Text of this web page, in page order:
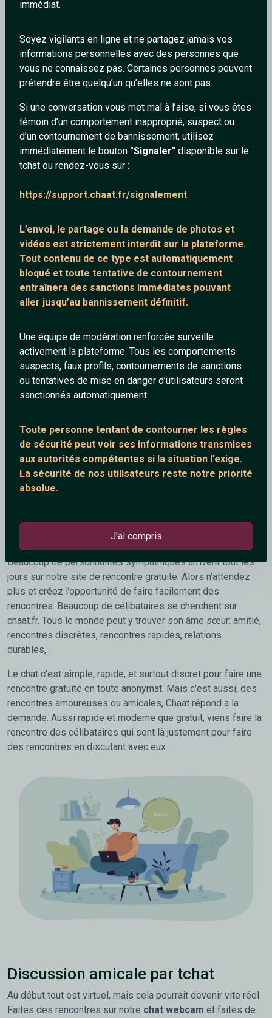
immédiat.
Soyez vigilants en ligne et ne partagez jamais vos
informations personnelles avec des personnes que
vous ne connaissez pas. Certaines personnes peuvent
prétendre être quelqu’un qu’elles ne sont pas.
Si une conversation vous met mal à l’aise, si vous êtes
témoin d’un comportement inapproprié, suspect ou
d’un contournement de bannissement, utilisez
immédiatement le bouton "Signaler" disponible sur le
tchat ou rendez-vous sur :
https://support.chaat.fr/signalement
L’envoi, le partage ou la demande de photos et
vidéos est strictement interdit sur la plateforme.
Tout contenu de ce type est automatiquement
bloqué et toute tentative de contournement
entraînera des sanctions immédiates pouvant
aller jusqu’au bannissement définitif.
Une équipe de modération renforcée surveille
activement la plateforme. Tous les comportements
suspects, faux profils, contournements de sanctions
ou tentatives de mise en danger d’utilisateurs seront
sanctionnés automatiquement.
Toute personne tentant de contourner les règles
de sécurité peut voir ses informations transmises
aux autorités compétentes si la situation l’exige.
La sécurité de nos utilisateurs reste notre priorité
absolue.
J'ai compris
personnes de son choix, partager des photos, vidéos,
le tout, gratuitement ! C'est sans doute le meilleur moyen
d'agrandir son cercle d'amis et rencontrer de nouvelles
personnes sympathiques. Des outils de Matching
permettent de trouver facilement les personnes avec qui
vous avez des points communs et ainsi vous rapprocher et
partager des loisirs ensemble. De quoi faciliter les
rencontres !
Ce tchat vous permet donc de papoter discrètement et en
toute tranquilité. Pour discuter c'est rapide et simple il suffit
afin de tchatcher avec des nouvelles personnes.
Tchatter gratuitement !
Un site sans inscription de chat gratuit qui utilise le protocol
IRC. Qui permet de rendre instantanées les discussions et
en outre les rencontres. Notre site permet à des personnes
s'épanouir dans la vie, d'enfin franchir le pas et créer des
Beaucoup de personnalités sympathiques arrivent tout les
jours sur notre site de rencontre gratuite. Alors n'attendez
plus et créez l’opportunité de faire facilement des
rencontres. Beaucoup de célibataires se cherchent sur
chaat.fr. Tous le monde peut y trouver son âme sœur: amitié,
rencontres discrètes, rencontres rapides, relations
durables,..
Le chat c'est simple, rapide, et surtout discret pour faire une
rencontre gratuite en toute anonymat. Mais c'est aussi, des
rencontres amoureuses ou amicales, Chaat répond a la
demande. Aussi rapide et moderne que gratuit, viens faire la
rencontre des célibataires qui sont là justement pour faire
des rencontres en discutant avec eux.
Discussion amicale par tchat
Au début tout est virtuel, mais cela pourrait devenir vite réel.
Faites des rencontres sur notre chat webcam et faites de